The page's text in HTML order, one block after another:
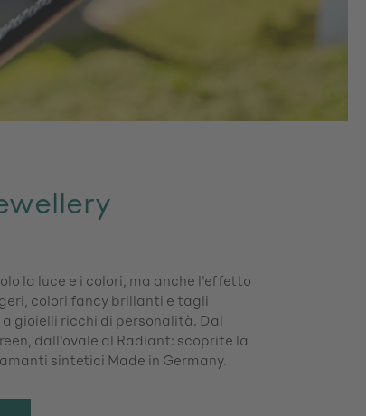
la luce e i colori, ma anche l'effetto
colori fancy brillanti e tagli
gioielli ricchi di personalità. Dal
dall'ovale al Radiant: scoprite la
sintetici Made in Germany.